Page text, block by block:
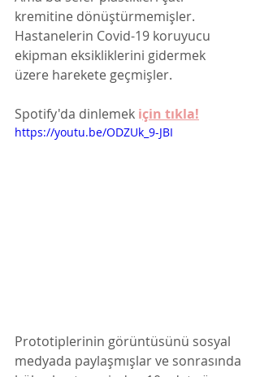
kremitine dönüştürmemişler.
Hastanelerin Covid-19 koruyucu
ekipman eksikliklerini gidermek
üzere harekete geçmişler.
Spotify'da dinlemek için tıkla!
https://youtu.be/ODZUk_9-JBI
Prototiplerinin görüntüsünü sosyal
medyada paylaşmışlar ve sonrasında